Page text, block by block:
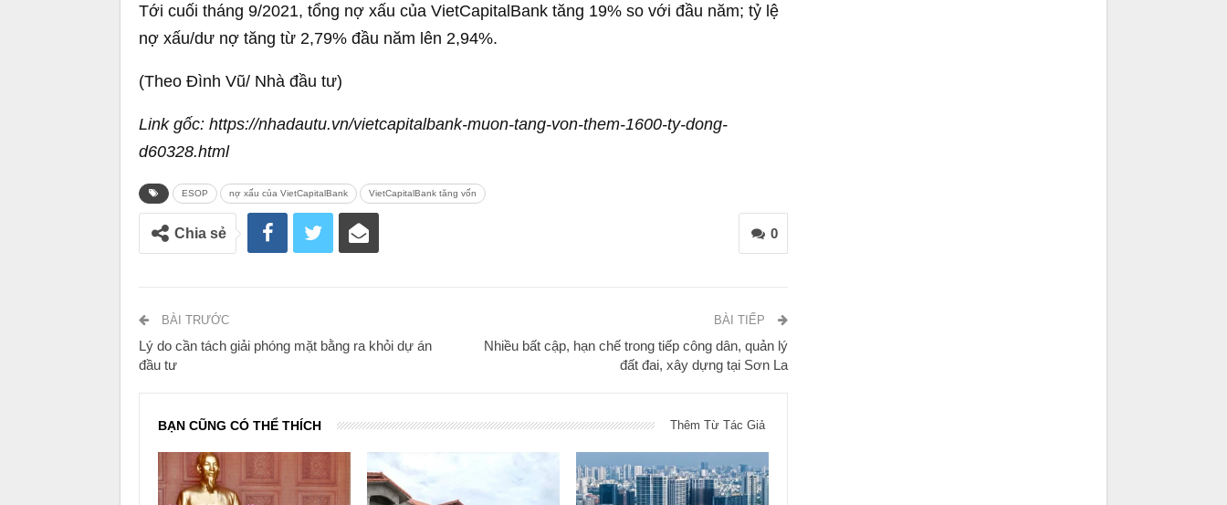
Tới cuối tháng 9/2021, tổng nợ xấu của VietCapitalBank tăng 19% so với đầu năm; tỷ lệ
nợ xấu/dư nợ tăng từ 2,79% đầu năm lên 2,94%.
(Theo Đình Vũ/ Nhà đầu tư)
Link gốc: https://nhadautu.vn/vietcapitalbank-muon-tang-von-them-1600-ty-dong-
d60328.html
ESOP nợ xấu của VietCapitalBank VietCapitalBank tăng vốn
0
Chia sẻ
BÀI TRƯỚC
Lý do cần tách giải phóng mặt bằng ra khỏi dự án
đầu tư
BÀI TIẾP
Nhiều bất cập, hạn chế trong tiếp công dân, quản lý
đất đai, xây dựng tại Sơn La
BẠN CŨNG CÓ THỂ THÍCH Thêm Từ Tác Giả